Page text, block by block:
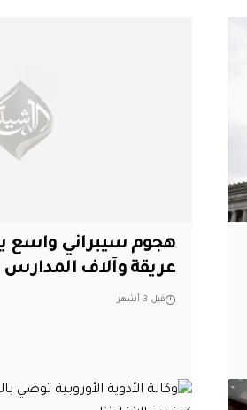
هجوم سيبراني واسع
عريقة وآلاف المدارس
قبل 3 أشهر